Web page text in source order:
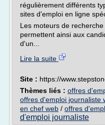
régulièrement différents
sites d'emploi en ligne
Les moteurs de
permettent ainsi aux
d'un...
Lire la suite
Site : https://
Thèmes liés : offres
offres d'emploi journaliste
en chef web / offres
d'emploi journaliste